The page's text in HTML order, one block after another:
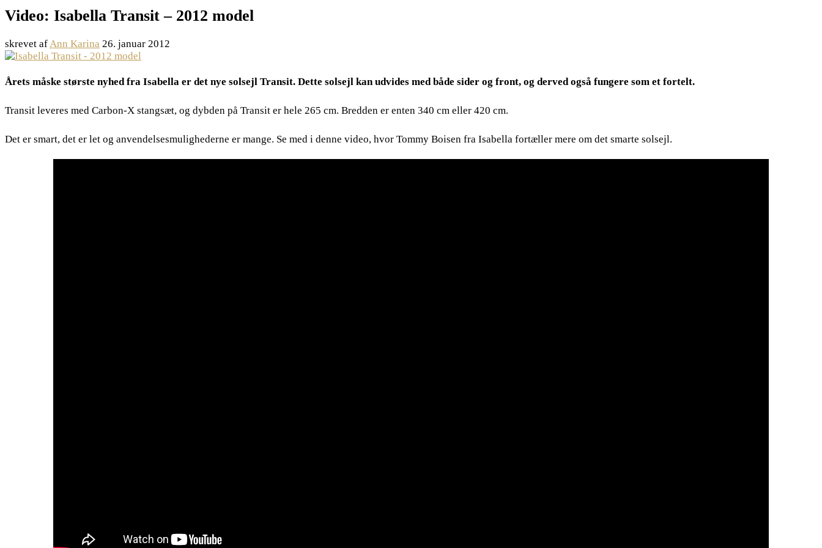
Video: Isabella Transit – 2012 model
skrevet afAnn Karina 26. januar 2012
Årets måske største nyhed fra Isabella er det nye solsejl Transit. Dette solsejl kan udvides med både sider og front, og derved også fungere som et fortelt.
Transit leveres med Carbon-X stangsæt, og dybden på Transit er hele 265 cm. Bredden er enten 340 cm eller 420 cm.
Det er smart, det er let og anvendelsesmulighederne er mange. Se med i denne video, hvor Tommy Boisen fra Isabella fortæller mere om det smarte solsejl.